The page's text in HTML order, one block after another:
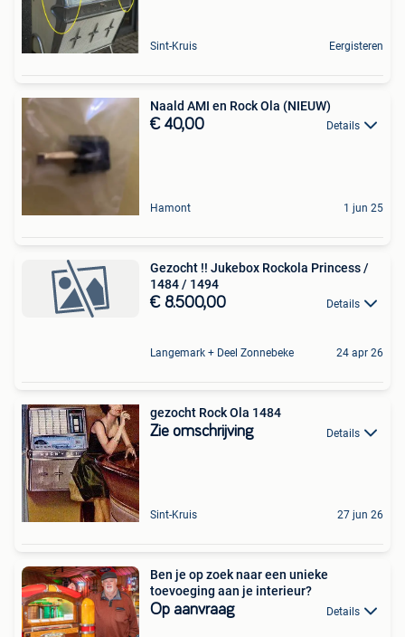
Sint-Kruis Eergisteren
Naald AMI en Rock Ola (NIEUW)
€ 40,00 Details
Hamont 1 jun 25
Gezocht !! Jukebox Rockola Princess /
1484 / 1494
€ 8.500,00 Details
Langemark + Deel Zonnebeke 24 apr 26
gezocht Rock Ola 1484
Zie omschrijving Details
Sint-Kruis 27 jun 26
Ben je op zoek naar een unieke
toevoeging aan je interieur?
Op aanvraag Details